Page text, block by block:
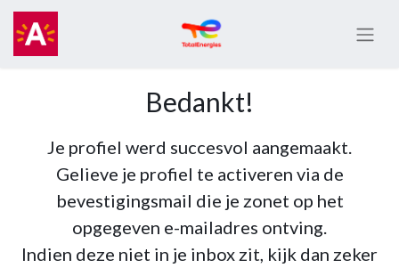
Bedankt!
Je profiel werd succesvol aangemaakt.
Gelieve je profiel te activeren via de
bevestigingsmail die je zonet op het
opgegeven e-mailadres ontving.
Indien deze niet in je inbox zit, kijk dan zeker